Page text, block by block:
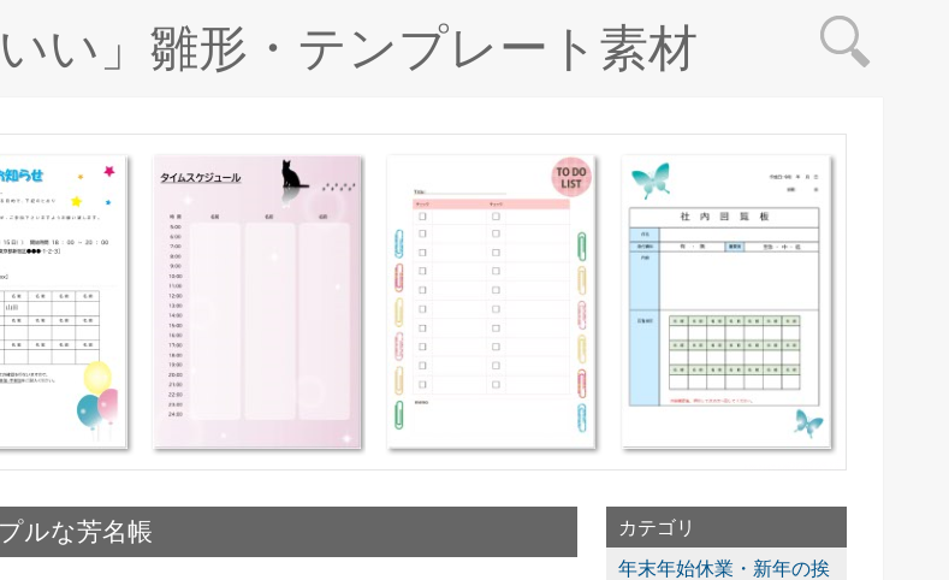
い」雛形・テンプレート素材
ルな芳名帳
カテゴリ
年末年始休業・新年の挨